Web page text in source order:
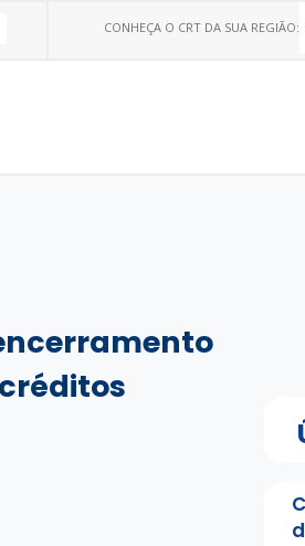
CONHEÇA O CRT DA SUA REGIÃO: